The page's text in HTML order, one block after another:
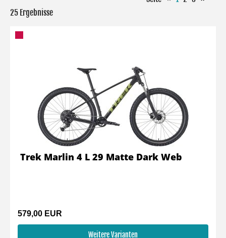
25 Ergebnisse
579,00 EUR
Weitere Varianten
Trek Marlin 4 L 29 Matte Dark Web